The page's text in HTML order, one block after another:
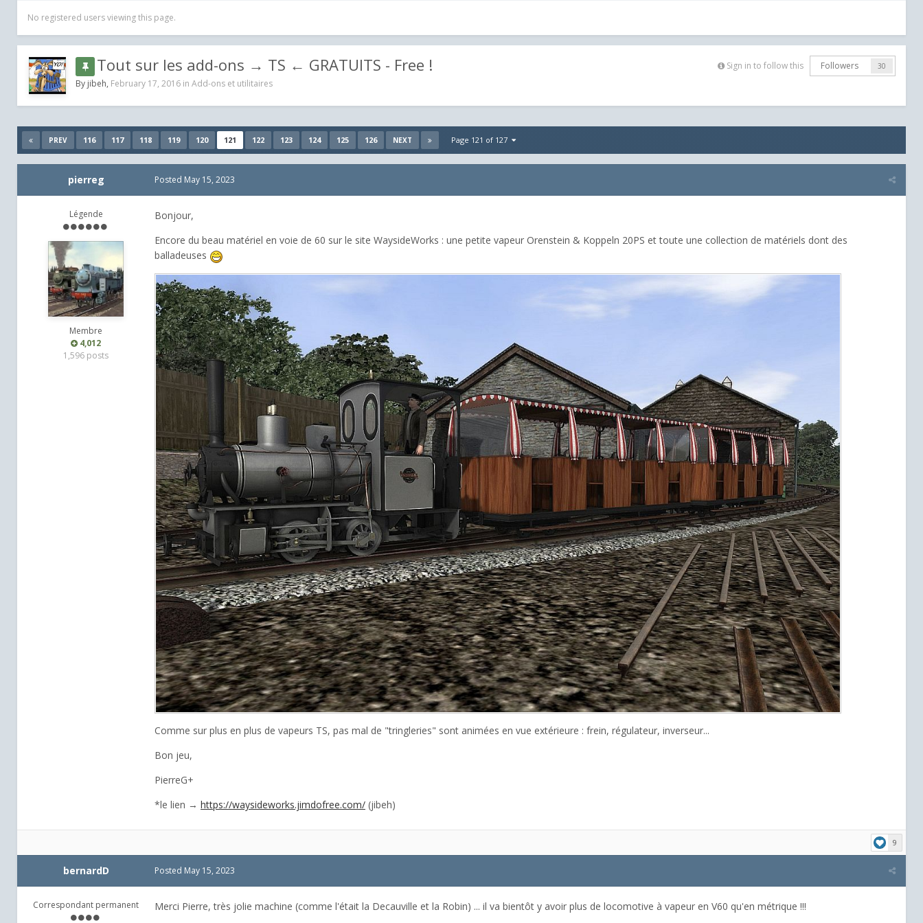
No registered users viewing this page.
Sign in to follow this Followers 30
Tout sur les add-ons → TS ← GRATUITS - Free !
By jibeh, February 17, 2016 in Add-ons et utilitaires
PREV 116 117 118 119 120 121 122 123 124 125 126 NEXT Page 121 of 127
pierreg
Légende
Membre
4,012
1,596 posts
Posted May 15, 2023
Bonjour,
Encore du beau matériel en voie de 60 sur le site WaysideWorks : une petite vapeur Orenstein & Koppeln 20PS et toute une collection de matériels dont des
balladeuses
Comme sur plus en plus de vapeurs TS, pas mal de "tringleries" sont animées en vue extérieure : frein, régulateur, inverseur...
Bon jeu,
PierreG+
*le lien → https://waysideworks.jimdofree.com/ (jibeh)
9
bernardD
Correspondant permanent
Posted May 15, 2023
Merci Pierre, très jolie machine (comme l'était la Decauville et la Robin) ... il va bientôt y avoir plus de locomotive à vapeur en V60 qu'en métrique !!!